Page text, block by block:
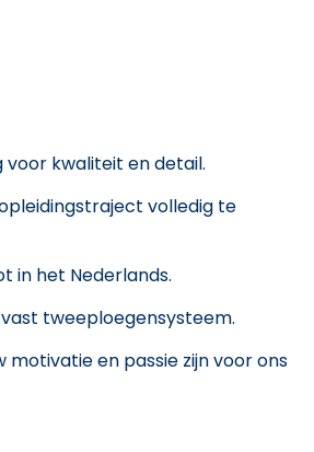
kwaliteit en detail.
volledig te
in het Nederlands.
tweeploegensysteem.
en passie zijn voor ons